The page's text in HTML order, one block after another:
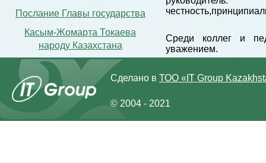
Послание Главы государства
Касым-Жомарта Токаева
народу Казахстана
Среди коллег и
уважением.
Сделано в ТОО «IT Group
© 2004 - 2021